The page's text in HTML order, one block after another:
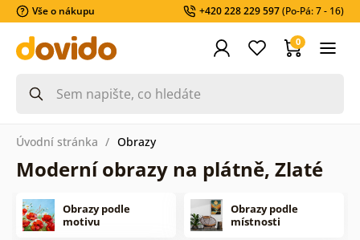
Vše o nákupu +420 228 229 597(Po-Pá: 7 - 16)
0
Úvodní stránka Obrazy
Moderní obrazy na plátně, Zlaté
Obrazy podle
motivu
Obrazy podle
místnosti